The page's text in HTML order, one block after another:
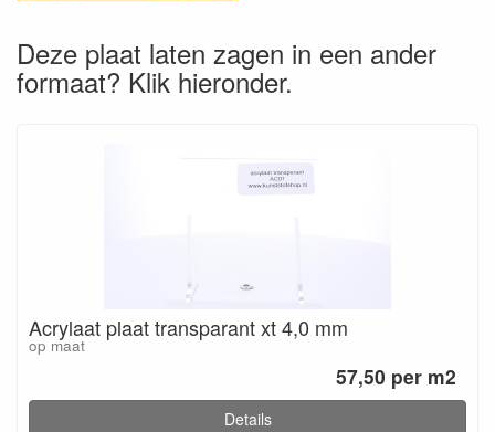
Deze plaat laten zagen in een ander
formaat? Klik hieronder.
Acrylaat plaat transparant xt 4,0 mm
op maat
57,50 per m2
Details